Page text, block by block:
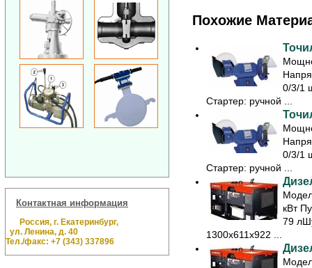
Контактная информация
Россия, г. Екатеринбург,
ул. Ленина, д. 40
Тел./факс: +7 (343) 337896
Похожие
0/3/1
Стартер: ручной ...
0/3/1
Стартер: ручной ...
кВт
79
1300x611x922 ...